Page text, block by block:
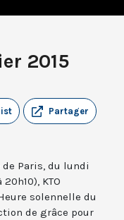
2015
Partager
Paris, du lundi
KTO
solennelle du
de grâce pour